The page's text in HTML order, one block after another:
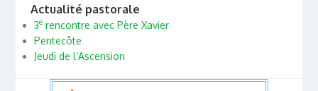
Actualité pastorale
3erencontre avec Père Xavier
Pentecôte
Jeudi de l’Ascension